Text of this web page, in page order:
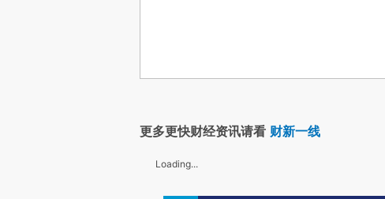
更多更快财经资讯请看 财新一线
Loading...